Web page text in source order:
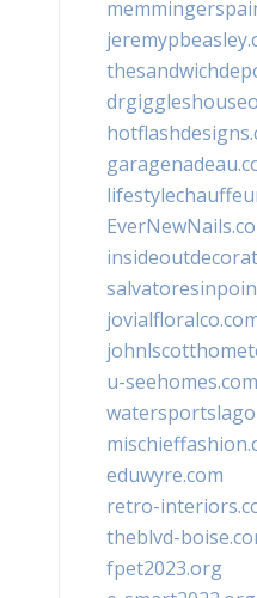
u-seehomes.com
eduwyre.com
retro-
theblvd-
fpet2023.org